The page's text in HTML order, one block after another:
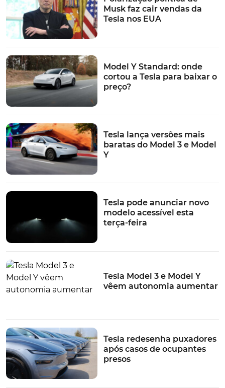
Musk faz cair vendas da
Tesla nos EUA
Model Y Standard: onde
cortou a Tesla para baixar o
preço?
Tesla lança versões mais
baratas do Model 3 e Model
Y
Tesla pode anunciar novo
modelo acessível esta
terça-feira
Tesla Model 3 e Model Y
vêem autonomia aumentar
Tesla redesenha puxadores
após casos de ocupantes
presos